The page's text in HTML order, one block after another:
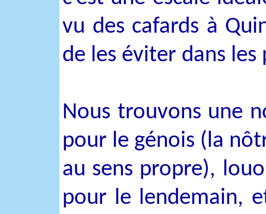
vu des cafards à
de les éviter dans les
Nous trouvons une
pour le génois (la
au sens propre),
pour le lendemain,